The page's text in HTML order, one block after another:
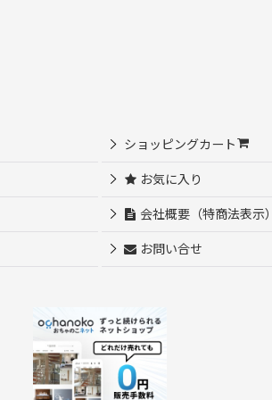
ショッピングカート
お気に入り
会社概要（特商法表示）
お問い合せ